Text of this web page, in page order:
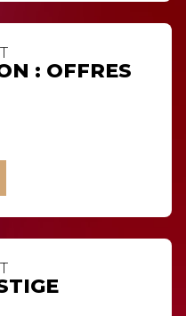
: OFFRES